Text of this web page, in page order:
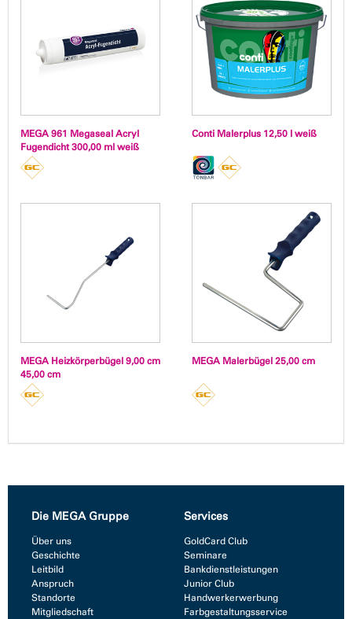
MEGA 961 Megaseal Acryl
Fugendicht 300,00 ml weiß
Conti Malerplus 12,50 l weiß
MEGA Heizkörperbügel 9,00 cm
45,00 cm
MEGA Malerbügel 25,00 cm
Die MEGA Gruppe
Über uns
Geschichte
Leitbild
Anspruch
Standorte
Mitgliedschaft
Services
GoldCard Club
Seminare
Bankdienstleistungen
Junior Club
Handwerkerwerbung
Farbgestaltungsservice